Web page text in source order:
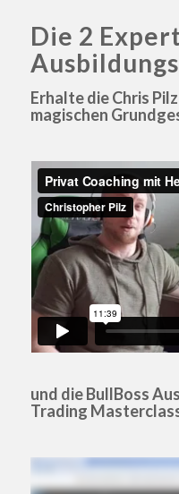
Die 2
Erhalte die Chris
magischen
und die BullBoss
Trading